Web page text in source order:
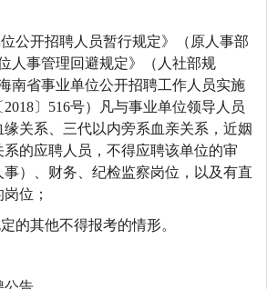
公开招聘人员暂行规定》（原人事部
人事管理回避规定》（人社部规
南省事业单位公开招聘工作人员实施
〕516号）凡与事业单位领导人员
关系、三代以内旁系血亲关系，近姻
的应聘人员，不得应聘该单位的审
）、财务、纪检监察岗位，以及有直
位；
的其他不得报考的情形。